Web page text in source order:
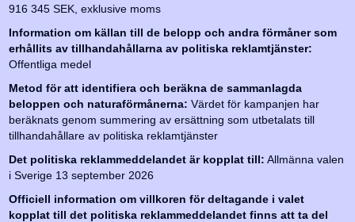
916 345 SEK, exklusive moms
Information om källan till de belopp och andra förmåner som
erhållits av tillhandahållarna av politiska reklamtjänster:
Offentliga medel
Metod för att identifiera och beräkna de sammanlagda
beloppen och naturaförmånerna: Värdet för kampanjen har
beräknats genom summering av ersättning som utbetalats till
tillhandahållare av politiska reklamtjänster
Det politiska reklammeddelandet är kopplat till: Allmänna valen
i Sverige 13 september 2026
Officiell information om villkoren för deltagande i valet
kopplat till det politiska reklammeddelandet finns att ta del